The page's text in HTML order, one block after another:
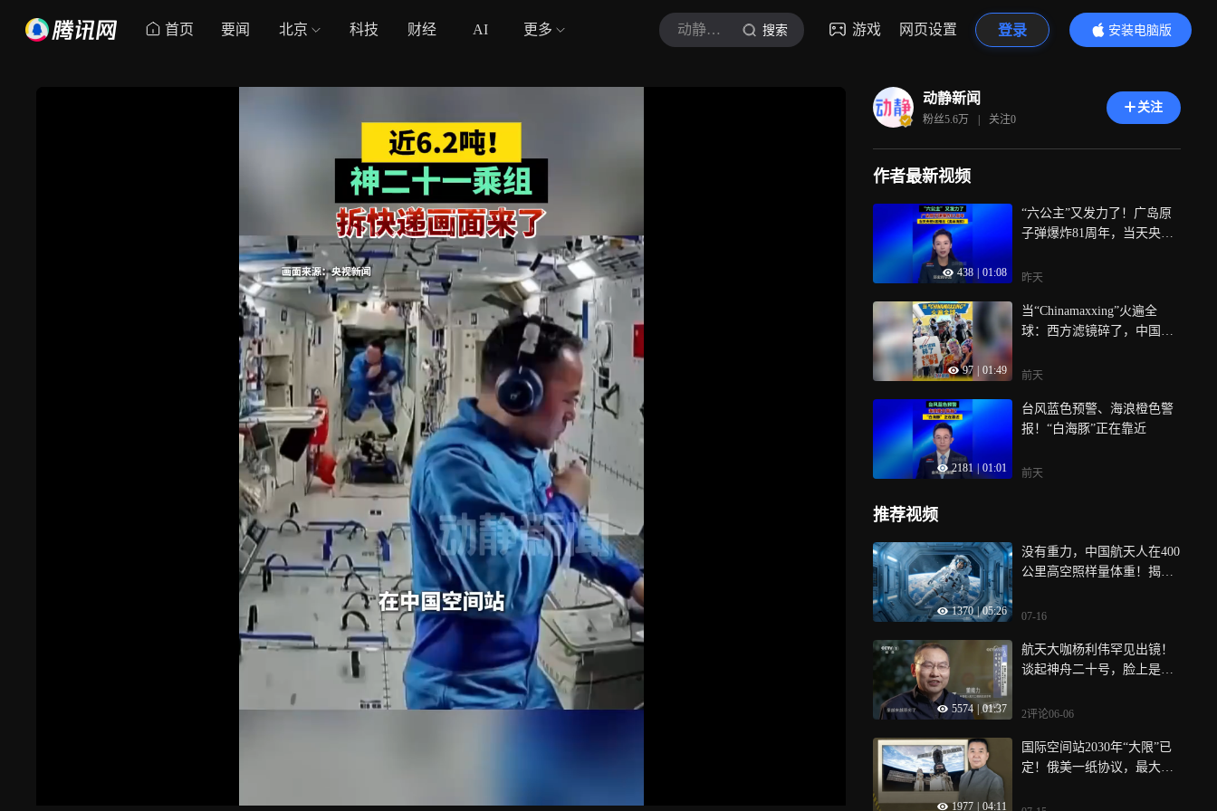
首页 要闻 北京 科技 财经 AI 更多 动静新闻 搜索 游戏 网页设置 登录
安装电脑版
内容更精彩
动静新闻
粉丝5.6万 | 关注0
关注
作者最新视频
438 01:08
“六公主”又发力了！广岛原
子弹爆炸81周年，当天央视6
昨天
97 01:49
当“Chinamaxxing”火遍全
球：西方滤镜碎了，中国日
前天
2181 | 01:01
台风蓝色预警、海浪橙色警
报！“白海豚”正在靠近
前天
推荐视频
1370 | 05:26
没有重力，中国航天人在400
公里高空照样量体重！揭秘
07-16
5574 01:37
航天大咖杨利伟罕见出镜！
谈起神舟二十号，脸上是抑
2评论06-06
1977 04:11
国际空间站2030年“大限”已
定！俄美一纸协议，最大赢